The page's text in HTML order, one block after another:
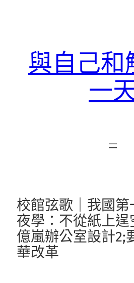
與自己和
一
校館弦歌｜我國第
夜學：不從紙上逞
億嵐辦公室設計2;
華改革